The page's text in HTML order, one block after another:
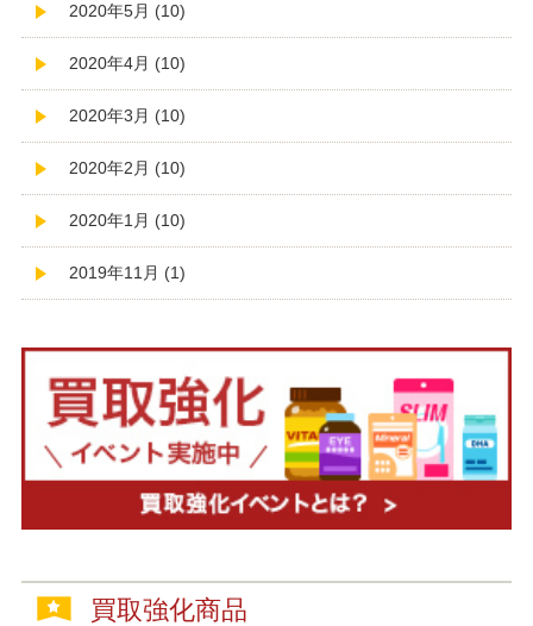
2020年5月 (10)
2020年4月 (10)
2020年3月 (10)
2020年2月 (10)
2020年1月 (10)
2019年11月 (1)
買取強化商品